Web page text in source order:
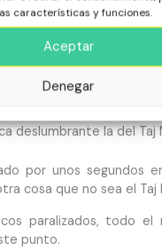
características y funciones.
Aceptar
Denegar
deslumbrante la del Taj
por unos segundos
cosa que no sea el Taj
paralizados, todo el
punto.